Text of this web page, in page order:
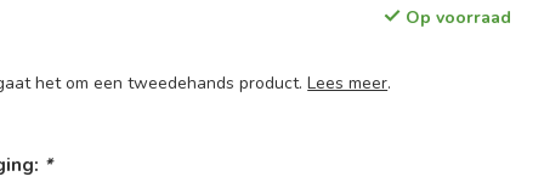
Op voorraad
het om een tweedehands product.Lees meer.
*